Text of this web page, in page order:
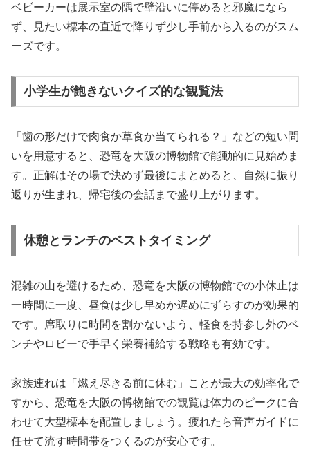
ベビーカーは展示室の隅で壁沿いに停めると邪魔になら
ず、見たい標本の直近で降りず少し手前から入るのがスム
ーズです。
小学生が飽きないクイズ的な観覧法
「歯の形だけで肉食か草食か当てられる？」などの短い問
いを用意すると、恐竜を大阪の博物館で能動的に見始めま
す。正解はその場で決めず最後にまとめると、自然に振り
返りが生まれ、帰宅後の会話まで盛り上がります。
休憩とランチのベストタイミング
混雑の山を避けるため、恐竜を大阪の博物館での小休止は
一時間に一度、昼食は少し早めか遅めにずらすのが効果的
です。席取りに時間を割かないよう、軽食を持参し外のベ
ンチやロビーで手早く栄養補給する戦略も有効です。
家族連れは「燃え尽きる前に休む」ことが最大の効率化で
すから、恐竜を大阪の博物館での観覧は体力のピークに合
わせて大型標本を配置しましょう。疲れたら音声ガイドに
任せて流す時間帯をつくるのが安心です。